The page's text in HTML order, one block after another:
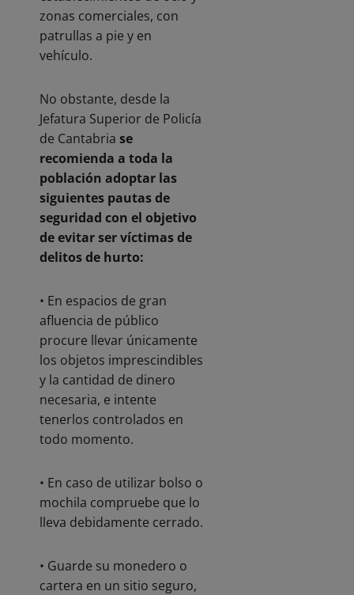
zonas comerciales, con
patrullas a pie y en
vehículo.
No obstante, desde la
Jefatura Superior de Policía
de Cantabria se
recomienda a toda la
población adoptar las
siguientes pautas de
seguridad con el objetivo
de evitar ser víctimas de
delitos de hurto:
• En espacios de gran
afluencia de público
procure llevar únicamente
los objetos imprescindibles
y la cantidad de dinero
necesaria, e intente
tenerlos controlados en
todo momento.
• En caso de utilizar bolso o
mochila compruebe que lo
lleva debidamente cerrado.
• Guarde su monedero o
cartera en un sitio seguro,